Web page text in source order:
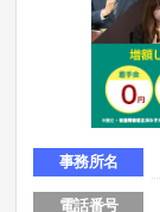
事務所名
電話番号